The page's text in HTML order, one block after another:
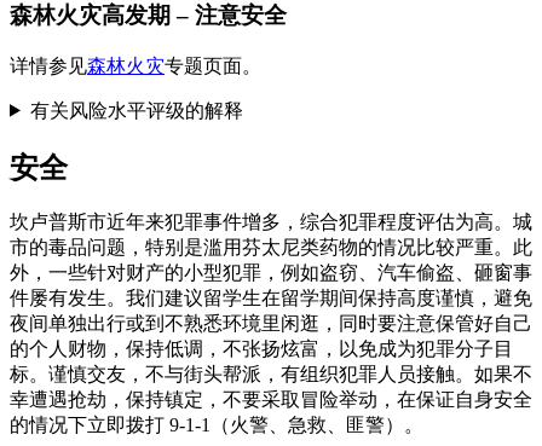
森林火灾高发期 – 注意安全
详情参见森林火灾专题页面。
有关风险水平评级的解释
安全
坎卢普斯市近年来犯罪事件增多，综合犯罪程度评估为高。城
市的毒品问题，特别是滥用芬太尼类药物的情况比较严重。此
外，一些针对财产的小型犯罪，例如盗窃、汽车偷盗、砸窗事
件屡有发生。我们建议留学生在留学期间保持高度谨慎，避免
夜间单独出行或到不熟悉环境里闲逛，同时要注意保管好自己
的个人财物，保持低调，不张扬炫富，以免成为犯罪分子目
标。谨慎交友，不与街头帮派，有组织犯罪人员接触。如果不
幸遭遇抢劫，保持镇定，不要采取冒险举动，在保证自身安全
的情况下立即拨打 9-1-1（火警、急救、匪警）。